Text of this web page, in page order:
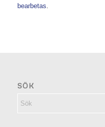
bearbetas.
SÖK